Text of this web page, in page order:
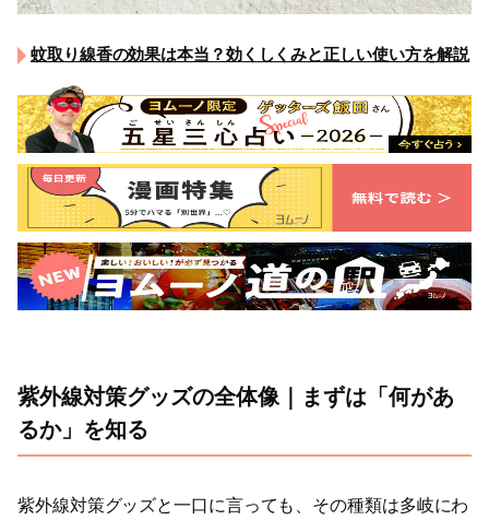
蚊取り線香の効果は本当？効くしくみと正しい使い方を解説
紫外線対策グッズの全体像｜まずは「何があ
るか」を知る
紫外線対策グッズと一口に言っても、その種類は多岐にわ